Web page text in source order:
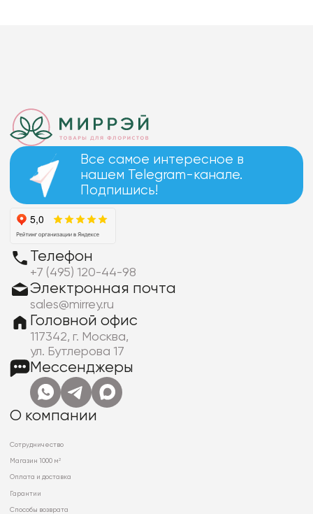
Все самое интересное в
нашем Telegram-канале.
Подпишись!
Телефон
+7 (495) 120-44-98
Электронная почта
sales@mirrey.ru
Головной офис
117342, г. Москва,
ул. Бутлерова 17
Мессенджеры
О компании
Сотрудничество
Магазин 1000 м²
Оплата и доставка
Гарантии
Способы возврата